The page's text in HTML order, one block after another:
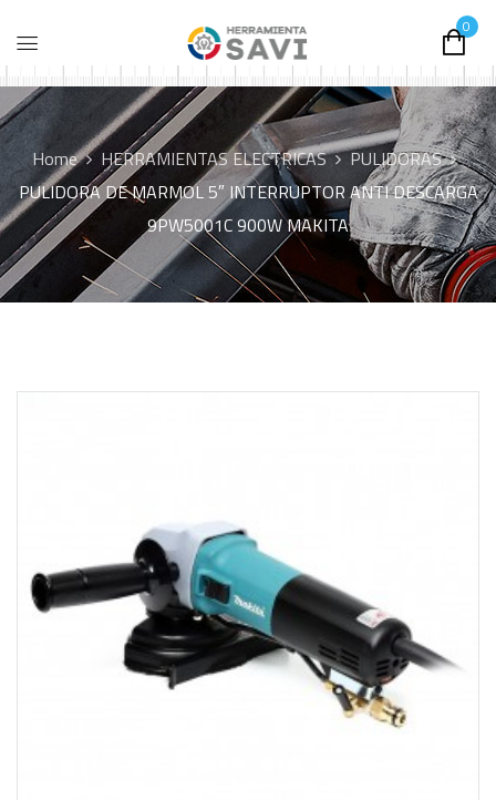
0
Home HERRAMIENTAS ELECTRICAS
PULIDORAS
PULIDORA DE MARMOL 5″ INTERRUPTOR ANTI DESCARGA
9PW5001C 900W MAKITA